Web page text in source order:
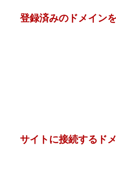
登録済みのドメイン
サイトに接続するド